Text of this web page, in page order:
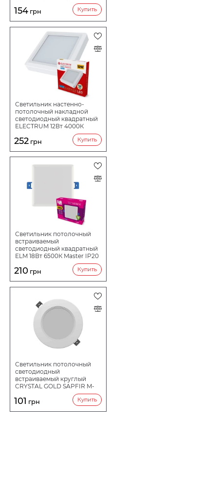
154 грн Купить
Светильник настенно-
потолочный накладной
светодиодный квадратный
ELECTRUM 12Вт 4000К
252 грн Купить
Светильник потолочный
встраиваемый
светодиодный квадратный
ELM 18Вт 6500К Master IP20
210 грн Купить
Светильник потолочный
светодиодный
встраиваемый круглый
CRYSTAL GOLD SAPFIR M-
101 грн Купить